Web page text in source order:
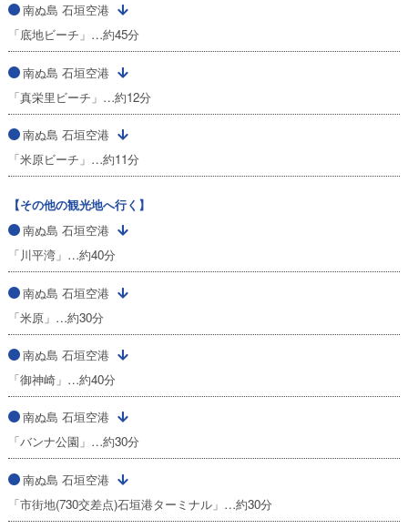
南ぬ島 石垣空港
「底地ビーチ」…約45分
南ぬ島 石垣空港
「真栄里ビーチ」…約12分
南ぬ島 石垣空港
「米原ビーチ」…約11分
【その他の観光地へ行く】
南ぬ島 石垣空港
「川平湾」…約40分
南ぬ島 石垣空港
「米原」…約30分
南ぬ島 石垣空港
「御神崎」…約40分
南ぬ島 石垣空港
「バンナ公園」…約30分
南ぬ島 石垣空港
「市街地(730交差点)石垣港ターミナル」…約30分